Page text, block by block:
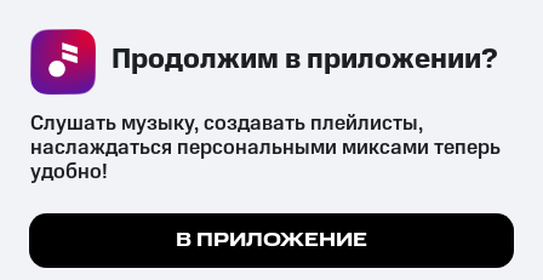
СКАЧАТЬ ПРИЛОЖЕНИЕ
психотропных веществ, их аналогов причиняет вред здоровью,
их незаконный оборот запрещён и влечёт установленную
законодательством ответственность.
Мы используем куки, чтобы на сайте все
Подробнее
Слушать музыку, создавать плейлисты,
наслаждаться персональными миксами теперь
удобно!
В ПРИЛОЖЕНИЕ